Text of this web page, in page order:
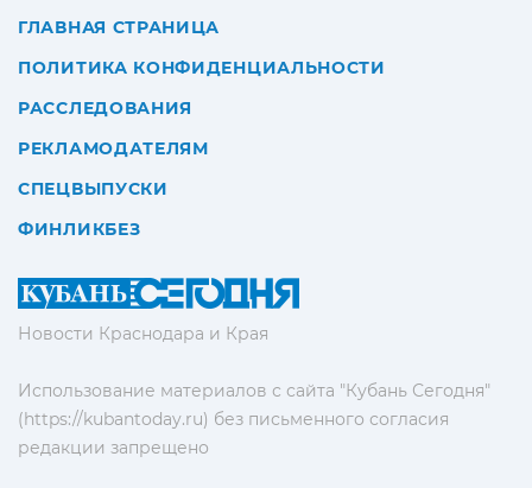
Новости Краснодара и Края
Использование материалов с сайта "Кубань Сегодня"
(https://kubantoday.ru) без письменного согласия
редакции запрещено
ГЛАВНАЯ СТРАНИЦА
ПОЛИТИКА КОНФИДЕНЦИАЛЬНОСТИ
РАССЛЕДОВАНИЯ
РЕКЛАМОДАТЕЛЯМ
СПЕЦВЫПУСКИ
ФИНЛИКБЕЗ